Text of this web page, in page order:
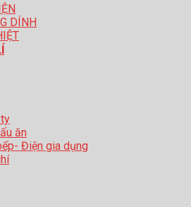
DÍNH
ăn
Điện gia dụng